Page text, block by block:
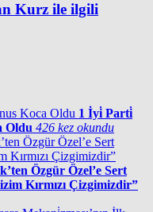
Kurz ile ilgili
1 İyi̇ Parti̇
Oldu 426 kez okundu
Özgür Özel’e Sert
Kırmızı Çizgimizdir”